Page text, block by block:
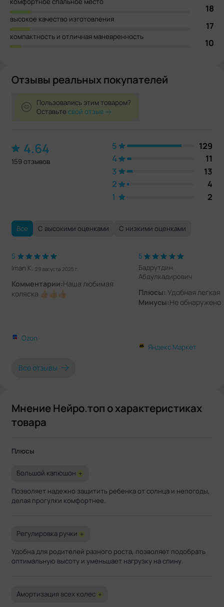
18
высокое качество изготовления
17
компактность и отличная маневренность
10
Отзывы реальных покупателей
Пользовались этим товаром?
Оставьтесвой отзыв
4.64
159 отзывов
5
129
4
11
3
13
2
4
1
2
Все С высокими оценками С низкими оценками
5
Iman K.
29 августа 2025 г.
Комментарии:Наша любимая
коляска 👍🏻👍🏻👍🏻
Ozon
5
Бадрутдин
Абдулкадирович
Плюсы: Удобная легкая
Минусы:Не обнаружено
Яндекс.Маркет
Все отзывы
Мнение Нейро.топ о характеристиках
товара
Плюсы
Большой капюшон +
Позволяет надежно защитить ребенка от солнца и непогоды,
делая прогулки комфортнее.
Регулировка ручки +
Удобна для родителей разного роста, позволяет подобрать
оптимальную высоту и уменьшает нагрузку на спину.
Амортизация всех колес +